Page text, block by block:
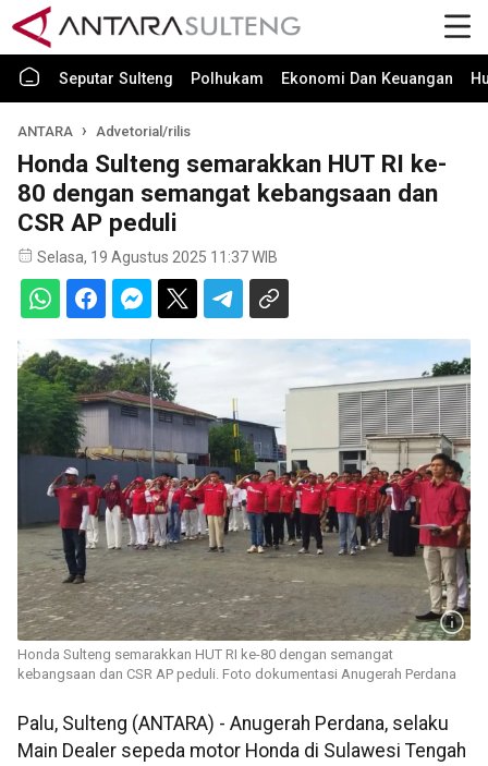
Seputar Sulteng Polhukam Ekonomi Dan Keuangan
ANTARA Advetorial/rilis
Honda Sulteng semarakkan HUT RI ke-
80 dengan semangat kebangsaan dan
CSR AP peduli
Selasa, 19 Agustus 2025 11:37 WIB
Honda Sulteng semarakkan HUT RI ke-80 dengan semangat
kebangsaan dan CSR AP peduli. Foto dokumentasi Anugerah Perdana
Palu, Sulteng (ANTARA) - Anugerah Perdana, selaku
Main Dealer sepeda motor Honda di Sulawesi Tengah